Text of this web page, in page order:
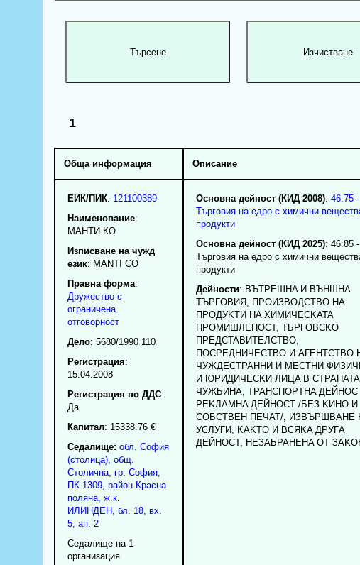
1
Обща информация Описание
ЕИК/ПИК: 121100389
Наименование:
МАНТИ КО
Изписване на чужд
език: MANTI CO
Правна форма:
Дружество с
ограничена
отговорност
Дело: 5680/1990 110
Регистрация:
15.04.2008
Регистрация по ДДС:
Да
Капитал: 15338.76 €
Седалище: обл. София
(столица), общ.
Столична, гр. София,
ПК 1309, район Красна
поляна, ж.к.
ИЛИНДЕН, бл. 18, вх.
5, ап. 2
Седалище на 1
организация
Основна дейност (КИД 2008): 46.75 -
Търговия на едро с химични
продукти
Основна дейност (КИД 2025): 46.85 -
Търговия на едро с химични
продукти
Дейности: BЪTPEШHA И BЪHШHA
TЪPГOBИЯ, ПPOИЗBOДCTBO HA
ПPOДУKTИ HA XИMИЧECKATA
ПPOMИШЛEHOCT, TЬPГOBCKO
ПPEДCTABИTEЛCTBO,
ПOCPEДHИЧECTBO И AГEHTCTBO
ЧУЖДECTPAHHИ И MECTHИ
И ЮPИДИЧECKИ ЛИЦA B
ЧУЖБИHA, TPAHCПOPTHA
PEKЛAMHA ДEЙHOCT /БEЗ KИHO И
COБCTBEH ПEЧAT/, ИЗBЪPШBAHE
УCЛУГИ, KAKTO И BCЯKA ДPУГA
ДEЙHOCT, HEЗAБPAHEHA OT